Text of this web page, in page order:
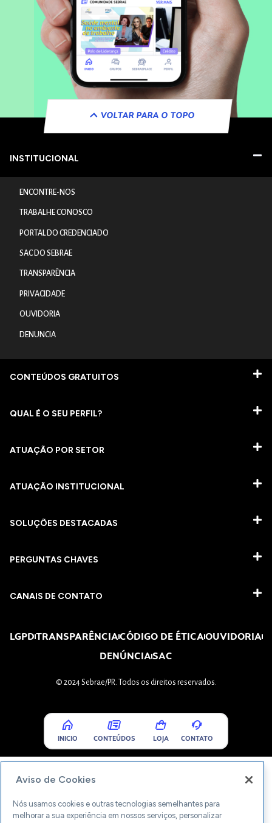
VOLTAR PARA O TOPO
INSTITUCIONAL
ENCONTRE-NOS
TRABALHE CONOSCO
PORTAL DO CREDENCIADO
SAC DO SEBRAE
TRANSPARÊNCIA
PRIVACIDADE
OUVIDORIA
DENUNCIA
CONTEÚDOS GRATUITOS
QUAL É O SEU PERFIL?
ATUAÇÃO POR SETOR
ATUAÇÃO INSTITUCIONAL
SOLUÇÕES DESTACADAS
PERGUNTAS CHAVES​
CANAIS DE CONTATO
LGPDTRANSPARÊNCIACÓDIGO DE ÉTICAOUVIDORIA
DENÚNCIASAC
© 2024 Sebrae/PR. Todos os direitos reservados.
INICIO CONTEÚDOS LOJA CONTATO
Aviso de Cookies
Nós usamos cookies e outras tecnologias semelhantes para
melhorar a sua experiência em nossos serviços, personalizar